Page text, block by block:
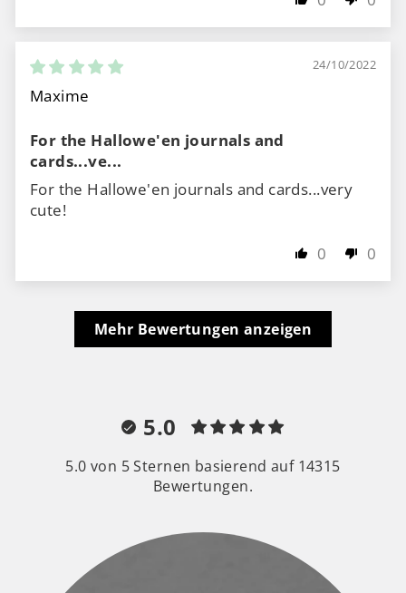
24/10/2022
Maxime
For the Hallowe'en journals and
cards...ve...
For the Hallowe'en journals and cards...very
cute!
0 0
Mehr Bewertungen anzeigen
5.0
5.0 von 5 Sternen basierend auf 14315
Bewertungen.